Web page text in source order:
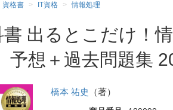
資格書 IT資格 情報処理
出るとこだけ！
予想＋過去問題集
橋本 祐史 （著）